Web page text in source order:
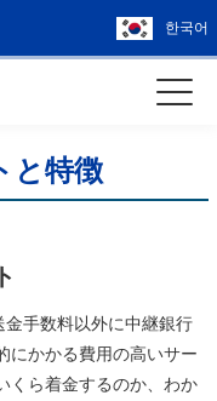
한국어
と特徴
手数料以外に中継銀行
にかかる費用の高いサー
くら着金するのか、わか